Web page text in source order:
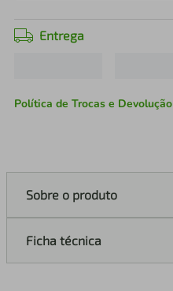
Entrega
Política de Trocas e Devolução
Sobre o produto
Ficha técnica